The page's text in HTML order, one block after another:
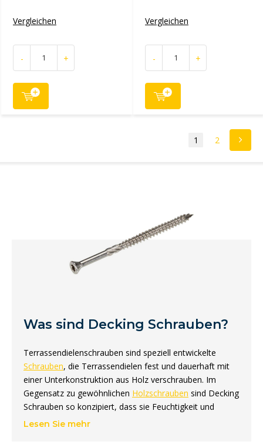
Vergleichen
- +
Vergleichen
- +
1 2
Was sind Decking Schrauben?
Terrassendielenschrauben sind speziell entwickelte
Schrauben, die Terrassendielen fest und dauerhaft mit
einer Unterkonstruktion aus Holz verschrauben. Im
Gegensatz zu gewöhnlichen Holzschrauben sind Decking
Schrauben so konzipiert, dass sie Feuchtigkeit und
Temperaturschwankungen im Freien standhalten. Sie
Lesen Sie mehr